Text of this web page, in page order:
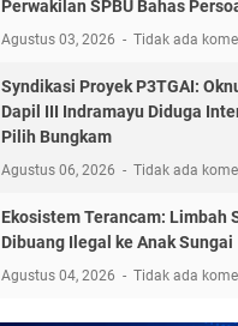
Perwakilan SPBU Bahas
Agustus 03, 2026 Tidak ada
Syndikasi Proyek P3TGAI:
Dapil III Indramayu Diduga
Pilih Bungkam
Agustus 06, 2026 Tidak ada
Ekosistem Terancam: Limbah
Dibuang Ilegal ke Anak Sungai
Agustus 04, 2026 Tidak ada